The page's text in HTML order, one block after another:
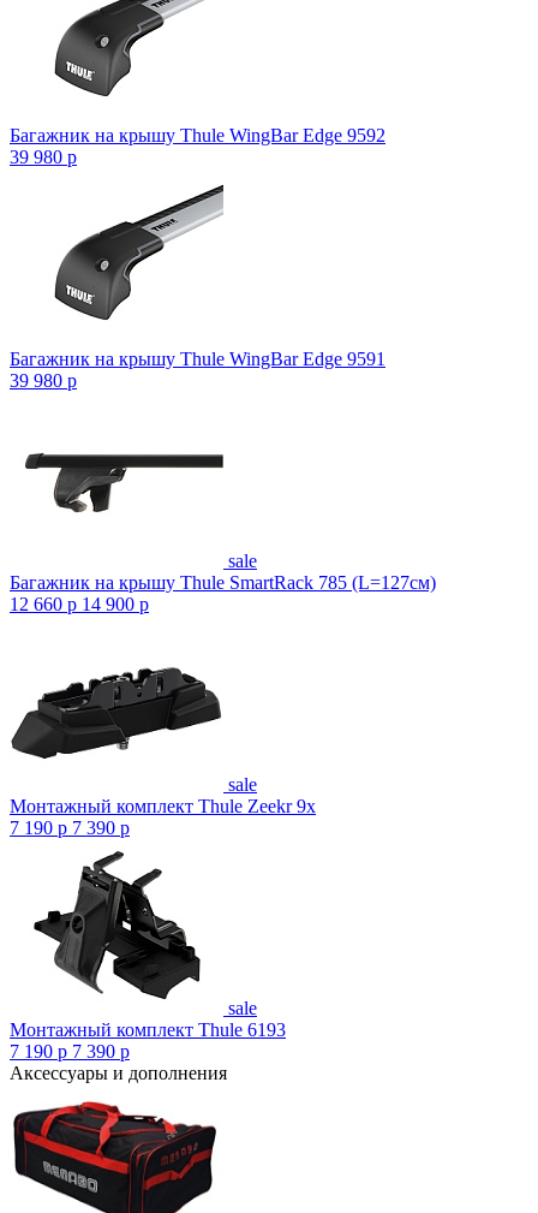
Багажник на крышу Thule WingBar Edge 9592
39 980 p
Багажник на крышу Thule WingBar Edge 9591
39 980 p
sale
Багажник на крышу Thule SmartRack 785 (L=127см)
12 660 p 14 900 p
sale
Монтажный комплект Thule Zeekr 9x
7 190 p 7 390 p
sale
Монтажный комплект Thule 6193
7 190 p 7 390 p
Аксессуары и дополнения